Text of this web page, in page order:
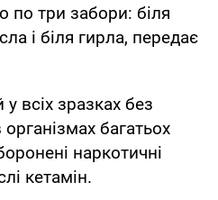
по три забори: біля
і біля гирла, передає
всіх зразках без
багатьох
наркотичні
кетамін.